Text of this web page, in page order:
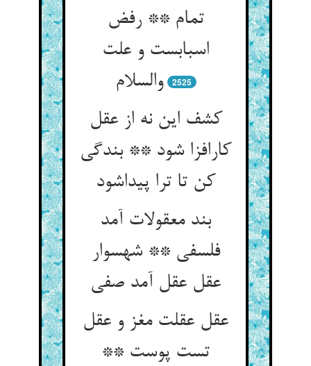
تمام ** رفض
اسبابست و علت
والسلام
2525
کشف این نه از عقل
کارافزا شود ** بندگی
کن تا ترا پیداشود
بند معقولات آمد
فلسفی ** شهسوار
عقل عقل آمد صفی
عقل عقلت مغز و عقل
تست پوست **